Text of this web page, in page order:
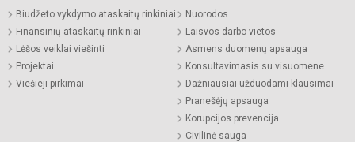
Biudžeto vykdymo ataskaitų rinkiniai
Finansinių ataskaitų rinkiniai
Lėšos veiklai viešinti
Projektai
Viešieji pirkimai
Nuorodos
Laisvos darbo vietos
Asmens duomenų apsauga
Konsultavimasis su visuomene
Dažniausiai užduodami klausimai
Pranešėjų apsauga
Korupcijos prevencija
Civilinė sauga